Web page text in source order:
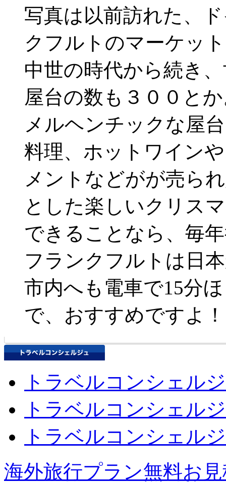
写真は以前訪れた、
クフルトのマーケッ
中世の時代から続き
屋台の数も３００と
メルヘンチックな屋
料理、ホットワイン
メントなどがが売ら
とした楽しいクリス
できることなら、毎
フランクフルトは日
市内へも電車で15分
で、おすすめですよ！
トラベルコンシェル
トラベルコンシェル
トラベルコンシェル
海外旅行プラン無料お